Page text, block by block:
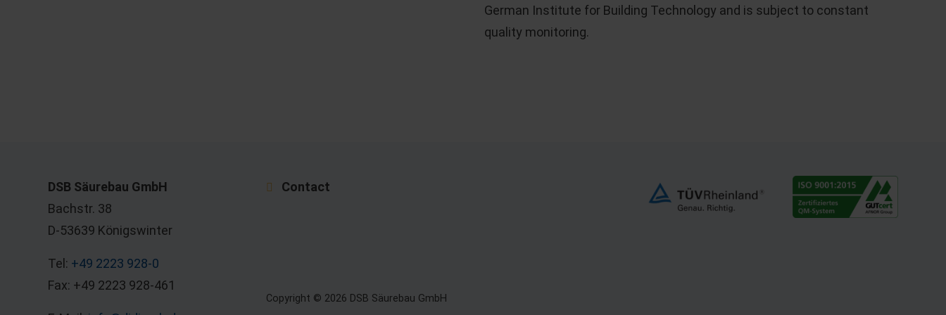
German Institute for Building Technology and is subject to constant
quality monitoring.
DSB Säurebau GmbH
Bachstr. 38
D-53639 Königswinter
Tel: +49 2223 928-0
Fax: +49 2223 928-461
Contact
Copyright © 2026 DSB Säurebau GmbH